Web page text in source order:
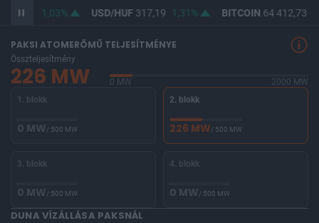
365,45 1,03% USD/HUF317,19 1,31% BITCOIN 64 412,73
PAKSI ATOMERŐMŰ TELJESÍTMÉNYE
Összteljesítmény
226 MW 0 MW
2000 MW
1. blokk
0 MW/ 500 MW
2. blokk
226 MW/ 500 MW
3. blokk
0 MW/ 500 MW
4. blokk
0 MW/ 500 MW
DUNA VÍZÁLLÁSA PAKSNÁL